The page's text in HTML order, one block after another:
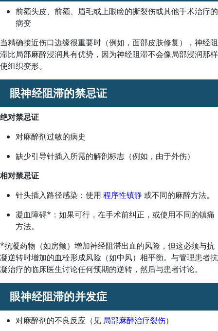
前额头皮、前额、眉毛或上眼睑的撕裂伤或其他手术治疗的
病变
当精确接近伤口边缘很重要时（例如，面部皮肤修复），神经阻
滞比局部麻醉浸润具有优势，因为神经阻滞不会像局部浸润那样
使组织变形。
眼神经阻滞的禁忌证
绝对禁忌证
对麻醉剂过敏的病史
缺少引导针插入所需的解剖标志（例如，由于外伤）
相对禁忌证
针头插入路径感染：使用 程序性镇静或不同的麻醉方法。
凝血障碍*：如果可行，在手术前纠正，或使用不同的镇痛
方法。
*抗凝药物（如房颤）增加神经阻滞出血的风险，但这必须与抗
凝逆转时增加的血栓形成风险（如中风）相平衡。与管理患者抗
凝治疗的临床医生讨论任何预期的逆转，然后与患者讨论。
眼神经阻滞的并发症
对麻醉剂的不良反应（见 局部麻醉治疗裂伤）